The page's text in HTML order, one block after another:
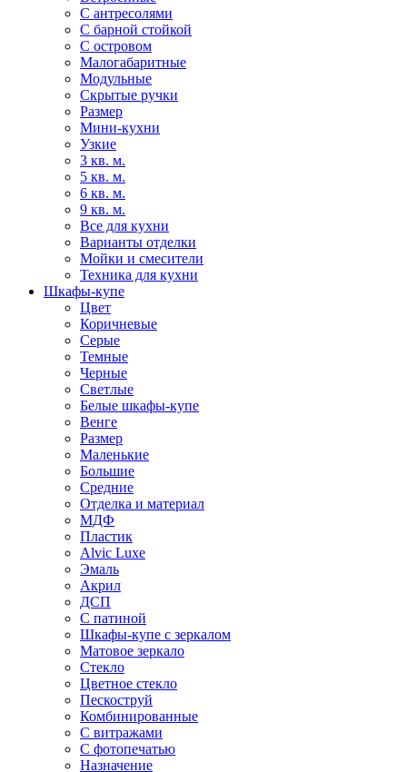
С антресолями
С барной стойкой
С островом
Малогабаритные
Модульные
Скрытые ручки
Размер
Мини-кухни
Узкие
3 кв. м.
5 кв. м.
6 кв. м.
9 кв. м.
Все для кухни
Варианты отделки
Мойки и смесители
Техника для кухни
Шкафы-купе
Цвет
Коричневые
Серые
Темные
Черные
Светлые
Белые шкафы-купе
Венге
Размер
Маленькие
Большие
Средние
Отделка и материал
МДФ
Пластик
Alvic Luxe
Эмаль
Акрил
ДСП
С патиной
Шкафы-купе с зеркалом
Матовое зеркало
Стекло
Цветное стекло
Пескоструй
Комбинированные
С витражами
С фотопечатью
Назначение